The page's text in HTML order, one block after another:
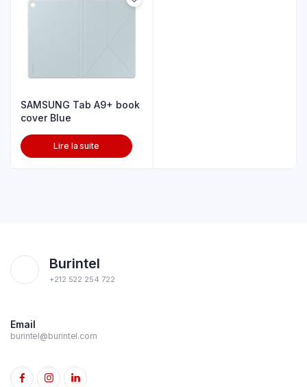
SAMSUNG Tab A9+ book
cover Blue
Lire la suite
Burintel
+212 522 254 722
Email
burintel@burintel.com